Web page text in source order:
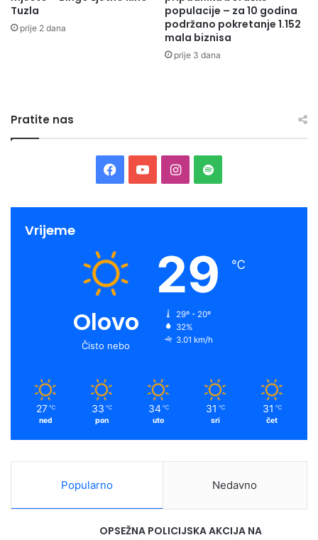
Tuzla
prije 2 dana
populacije – za 10 godina
podržano pokretanje 1.152
mala biznisa
prije 3 dana
Pratite nas
Facebook
YouTubeInstagram
Spotify
Vrijeme
Olovo
Čisto nebo
29 ℃
29º - 20º
32%
3.01 km/h
27 ℃
ned
33 ℃
pon
34 ℃
uto
31 ℃
sri
31 ℃
čet
Popularno Nedavno
OPSEŽNA POLICIJSKA AKCIJA NA